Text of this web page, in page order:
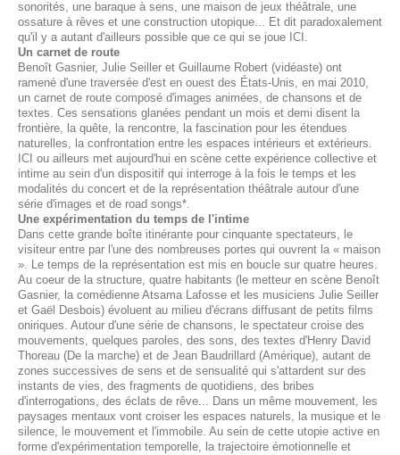
sonorités, une baraque à sens, une maison de jeux théâtrale, une
ossature à rêves et une construction utopique... Et dit paradoxalement
qu'il y a autant d'ailleurs possible que ce qui se joue ICI.
Un carnet de route
Benoît Gasnier, Julie Seiller et Guillaume Robert (vidéaste) ont
ramené d'une traversée d'est en ouest des États-Unis, en mai 2010,
un carnet de route composé d'images animées, de chansons et de
textes. Ces sensations glanées pendant un mois et demi disent la
frontière, la quête, la rencontre, la fascination pour les étendues
naturelles, la confrontation entre les espaces intérieurs et extérieurs.
ICI ou ailleurs met aujourd'hui en scène cette expérience collective et
intime au sein d'un dispositif qui interroge à la fois le temps et les
modalités du concert et de la représentation théâtrale autour d'une
série d'images et de road songs*.
Une expérimentation du temps de l'intime
Dans cette grande boîte itinérante pour cinquante spectateurs, le
visiteur entre par l'une des nombreuses portes qui ouvrent la « maison
». Le temps de la représentation est mis en boucle sur quatre heures.
Au coeur de la structure, quatre habitants (le metteur en scène Benoît
Gasnier, la comédienne Atsama Lafosse et les musiciens Julie Seiller
et Gaël Desbois) évoluent au milieu d'écrans diffusant de petits films
oniriques. Autour d'une série de chansons, le spectateur croise des
mouvements, quelques paroles, des sons, des textes d'Henry David
Thoreau (De la marche) et de Jean Baudrillard (Amérique), autant de
zones successives de sens et de sensualité qui s'attardent sur des
instants de vies, des fragments de quotidiens, des bribes
d'interrogations, des éclats de rêve... Dans un même mouvement, les
paysages mentaux vont croiser les espaces naturels, la musique et le
silence, le mouvement et l'immobile. Au sein de cette utopie active en
forme d'expérimentation temporelle, la trajectoire émotionnelle et